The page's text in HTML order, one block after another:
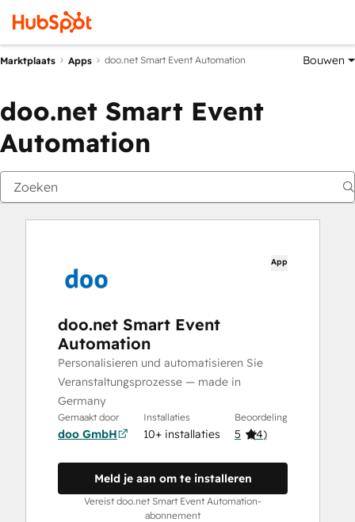
Marktplaats Apps doo.net Smart Event Automation Bouwen
doo.net Smart Event
Automation
App
doo.net Smart Event
Automation
Personalisieren und automatisieren Sie
Veranstaltungsprozesse — made in
Germany
Gemaakt door
doo GmbH
Installaties
10+ installaties
Beoordeling
5 (4)
Meld je aan om te installeren
Vereist doo.net Smart Event Automation-
abonnement